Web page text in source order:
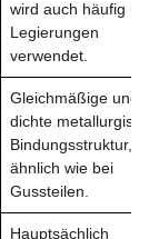
wird auch häufig in
Legierungen
verwendet.
Gleichmäßige und
dichte
Bindungsstruktur,
ähnlich wie bei
Gussteilen.
Hauptsächlich